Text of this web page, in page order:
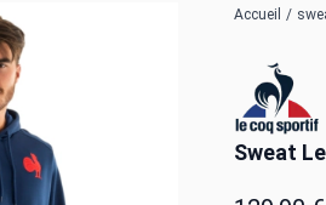
Accueil /
Sweat